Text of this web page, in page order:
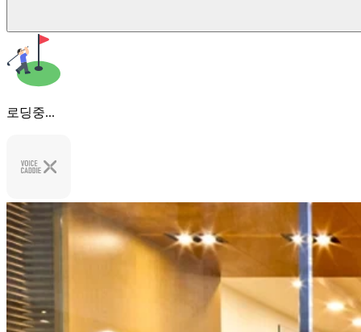
로딩중...